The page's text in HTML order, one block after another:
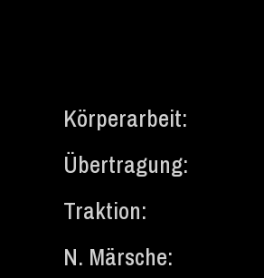
Körperarbeit:
Übertragung:
Traktion:
N. Märsche: